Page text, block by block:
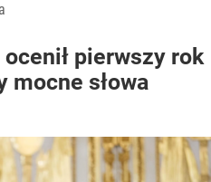
pierwszy rok
mocne słowa